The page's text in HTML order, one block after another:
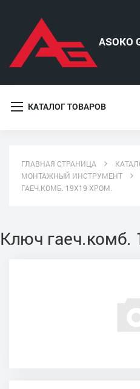
КАТАЛОГ ТОВАРОВ
ГЛАВНАЯ СТРАНИЦА
МОНТАЖНЫЙ ИНСТРУМЕНТ
ГАЕЧ.КОМБ. 19Х19 ХРОМ.
Ключ гаеч.комб.